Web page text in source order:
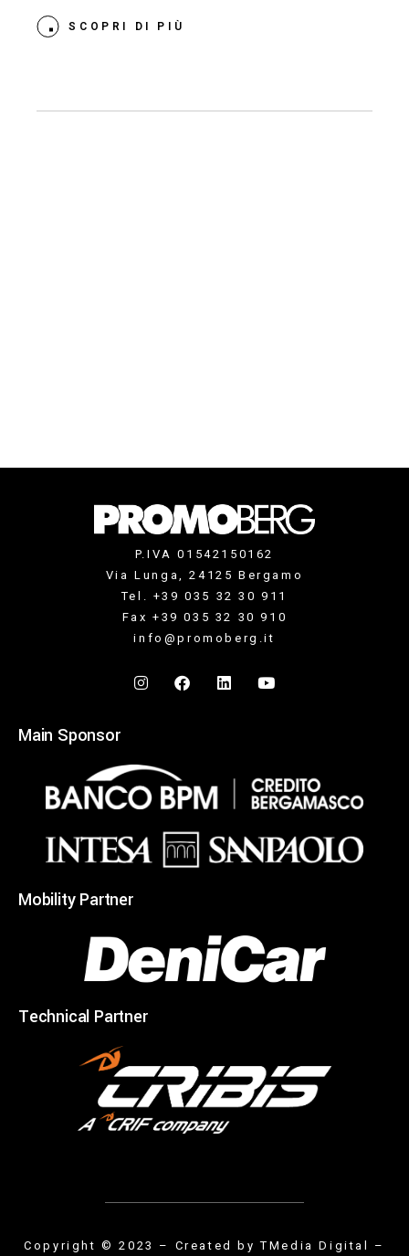
SCOPRI DI PIÙ
P.IVA 01542150162
Via Lunga, 24125 Bergamo
Tel. +39 035 32 30 911
Fax +39 035 32 30 910
info@promoberg.it
Main Sponsor
Mobility Partner
Technical Partner
Copyright © 2023 – Created byTMedia Digital –